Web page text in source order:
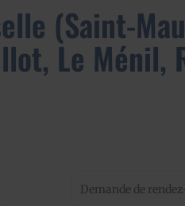
(Saint-
Le Ménil,